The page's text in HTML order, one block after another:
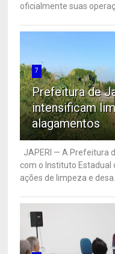
oficialmente suas
7
Prefeitura de
intensificam
alagamentos
JAPERI — A Prefeitura
com o Instituto Estadual
ações de limpeza e desa...